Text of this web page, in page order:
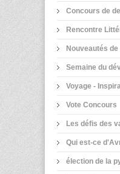
Concours de
Rencontre
Nouveautés
Semaine du
Voyage -
Vote Concours
Les défis des
Qui est-ce
élection de la